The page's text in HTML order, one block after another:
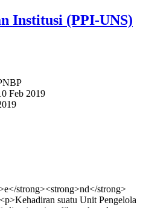
Institusi (PPI-UNS)
Feb 2019
strong><strong>nd</strong>
suatu Unit Pengelola